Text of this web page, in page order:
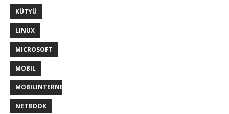
KÜTYÜ
LINUX
MICROSOFT
MOBIL
MOBILINTERNET
NETBOOK